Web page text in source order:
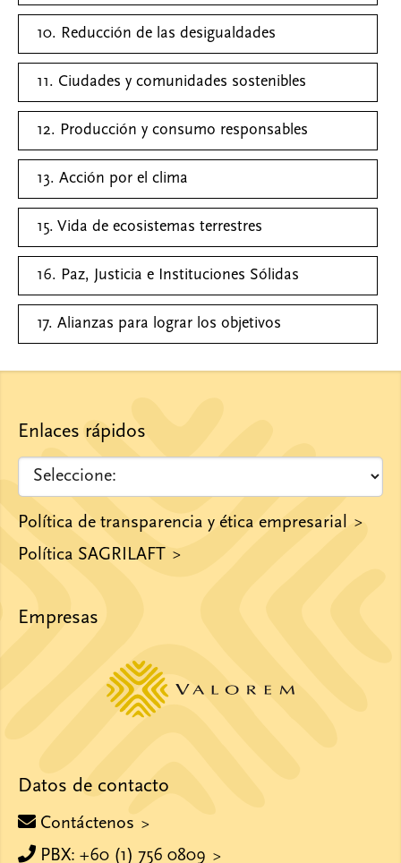
10. Reducción de las desigualdades
11. Ciudades y comunidades sostenibles
12. Producción y consumo responsables
13. Acción por el clima
15. Vida de ecosistemas terrestres
16. Paz, Justicia e Instituciones Sólidas
17. Alianzas para lograr los objetivos
Enlaces rápidos
Política de transparencia y ética empresarial
Política SAGRILAFT
Empresas
Datos de contacto
Contáctenos
PBX: +60 (1) 756 0809